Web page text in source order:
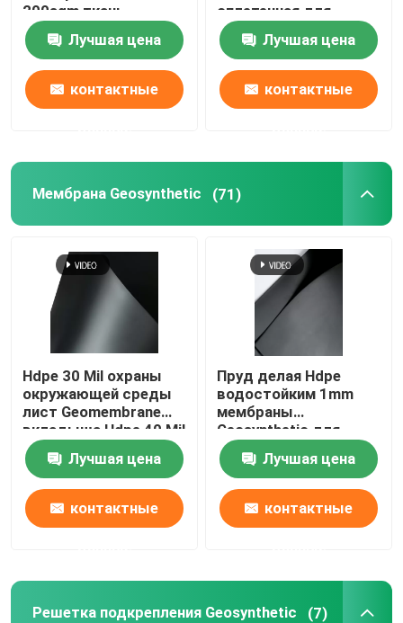
200sqm ткань
Geotextile 4 унций не
сплетеннаяЛучшая цена
контактные
сплетенная для
строительства дорог
Лучшая цена
контактные
Мембрана Geosynthetic (71)
Hdpe 30 Mil охраны
окружающей среды
лист Geomembrane
вкладыша Hdpe 40 Mil
Лучшая цена
контактные
Пруд делая Hdpe
водостойким 1mm
мембраны
Geosynthetic для
охраны окружающей
средыЛучшая цена
контактные
Решетка подкрепления Geosynthetic (7)